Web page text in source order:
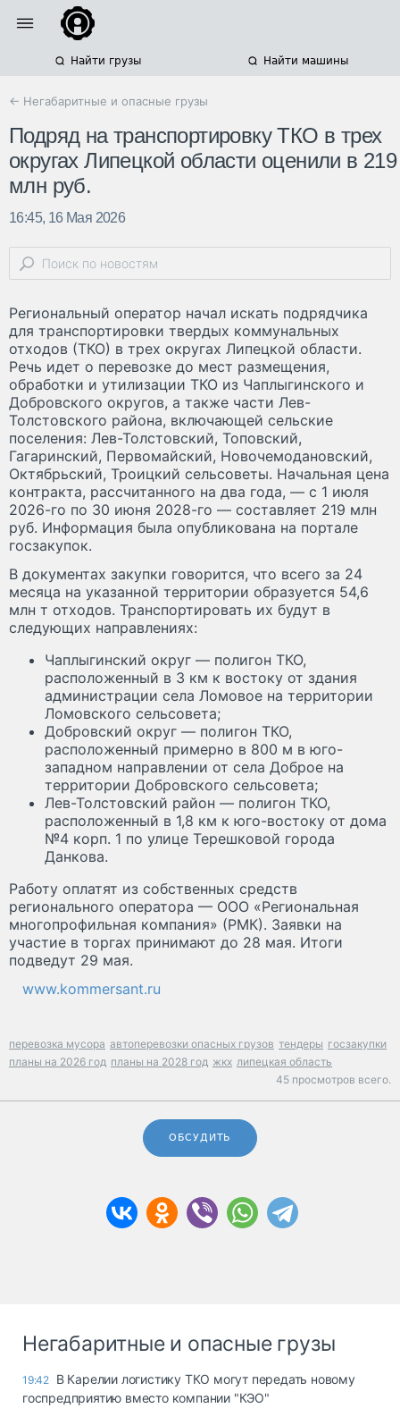
Найти грузы Найти машины
← Негабаритные и опасные грузы
Подряд на транспортировку ТКО в трех
округах Липецкой области оценили в 219
млн руб.
16:45, 16 Мая 2026
Региональный оператор начал искать подрядчика
для транспортировки твердых коммунальных
отходов (ТКО) в трех округах Липецкой области.
Речь идет о перевозке до мест размещения,
обработки и утилизации ТКО из Чаплыгинского и
Добровского округов, а также части Лев-
Толстовского района, включающей сельские
поселения: Лев-Толстовский, Топовский,
Гагаринский, Первомайский, Новочемодановский,
Октябрьский, Троицкий сельсоветы. Начальная цена
контракта, рассчитанного на два года, — с 1 июля
2026-го по 30 июня 2028-го — составляет 219 млн
руб. Информация была опубликована на портале
госзакупок.
В документах закупки говорится, что всего за 24
месяца на указанной территории образуется 54,6
млн т отходов. Транспортировать их будут в
следующих направлениях:
Чаплыгинский округ — полигон ТКО,
расположенный в 3 км к востоку от здания
администрации села Ломовое на территории
Ломовского сельсовета;
Добровский округ — полигон ТКО,
расположенный примерно в 800 м в юго-
западном направлении от села Доброе на
территории Добровского сельсовета;
Лев-Толстовский район — полигон ТКО,
расположенный в 1,8 км к юго-востоку от дома
№4 корп. 1 по улице Терешковой города
Данкова.
Работу оплатят из собственных средств
регионального оператора — ООО «Региональная
многопрофильная компания» (РМК). Заявки на
участие в торгах принимают до 28 мая. Итоги
подведут 29 мая.
www.kommersant.ru
перевозка мусора автоперевозки опасных грузов тендеры госзакупки
планы на 2026 год планы на 2028 год жкх липецкая область
45 просмотров всего.
ОБСУДИТЬ
Негабаритные и опасные грузы
19:42 В Карелии логистику ТКО могут передать новому
госпредприятию вместо компании "КЭО"